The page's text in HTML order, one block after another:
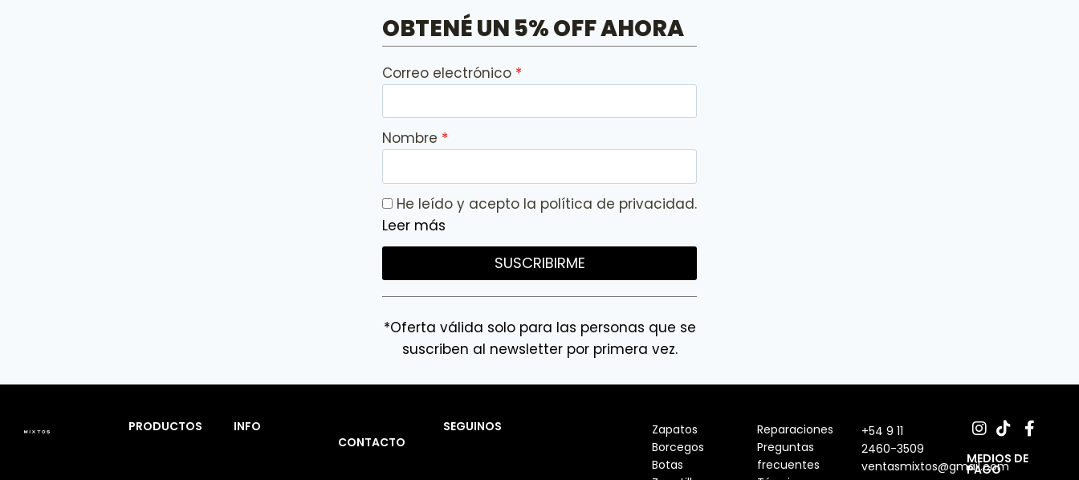
OBTENÉ UN 5% OFF AHORA
Correo electrónico
Nombre
He leído y acepto la política de privacidad.
Leer más
SUSCRIBIRME
*Oferta válida solo para las personas que se
suscriben al newsletter por primera vez.
PRODUCTOS
INFO
CONTACTO
SEGUINOS
Zapatos
Borcegos
Botas
Reparaciones
Preguntas
frecuentes
+54 9 11
2460-3509
ventasmixtos@gmail.com
MEDIOS DE
PAGO